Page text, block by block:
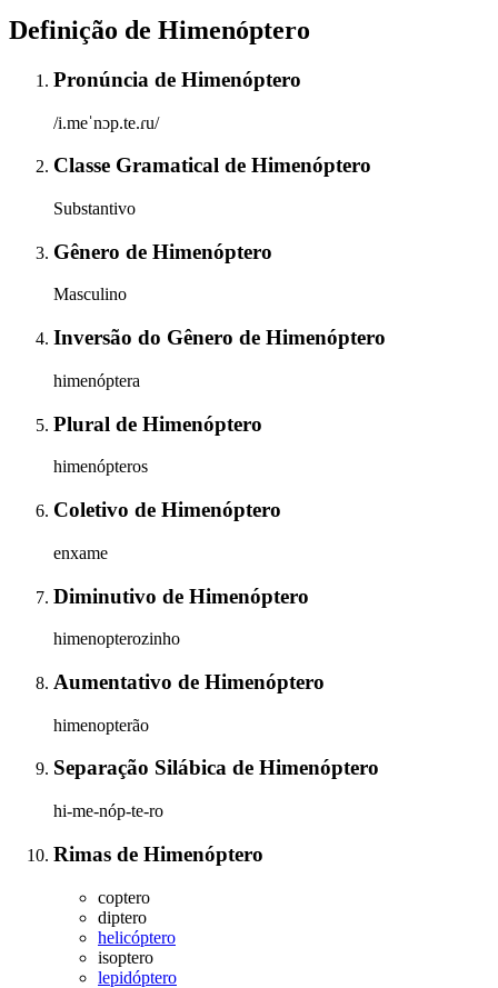
Definição de Himenóptero
Pronúncia de Himenóptero
/i.meˈnɔp.te.ɾu/
Classe Gramatical de Himenóptero
Substantivo
Gênero de Himenóptero
Masculino
Inversão do Gênero de Himenóptero
himenóptera
Plural de Himenóptero
himenópteros
Coletivo de Himenóptero
enxame
Diminutivo de Himenóptero
himenopterozinho
Aumentativo de Himenóptero
himenopterão
Separação Silábica de Himenóptero
hi-me-nóp-te-ro
Rimas de Himenóptero
coptero
diptero
helicóptero
isoptero
lepidóptero